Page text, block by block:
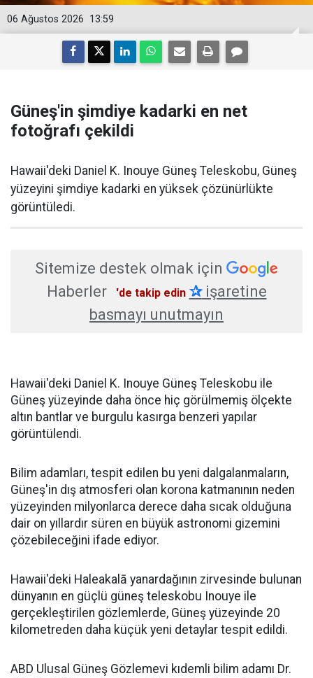
13:59
06 Ağustos 2026
Güneş'in şimdiye kadarki en net
fotoğrafı çekildi
Hawaii'deki Daniel K. Inouye Güneş Teleskobu, Güneş
yüzeyini şimdiye kadarki en yüksek çözünürlükte
görüntüledi.
Sitemize destek olmak için
Haberler
'de takip edin ✰işaretine
basmayı unutmayın
Hawaii'deki Daniel K. Inouye Güneş Teleskobu ile
Güneş yüzeyinde daha önce hiç görülmemiş ölçekte
altın bantlar ve burgulu kasırga benzeri yapılar
görüntülendi.
Bilim adamları, tespit edilen bu yeni dalgalanmaların,
Güneş'in dış atmosferi olan korona katmanının neden
yüzeyinden milyonlarca derece daha sıcak olduğuna
dair on yıllardır süren en büyük astronomi gizemini
çözebileceğini ifade ediyor.
Hawaii'deki Haleakalā yanardağının zirvesinde bulunan
dünyanın en güçlü güneş teleskobu Inouye ile
gerçekleştirilen gözlemlerde, Güneş yüzeyinde 20
kilometreden daha küçük yeni detaylar tespit edildi.
ABD Ulusal Güneş Gözlemevi kıdemli bilim adamı Dr.